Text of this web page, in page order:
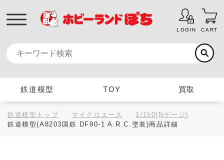
LOGIN CART
鉄道模型 TOY 買取
鉄道模型トップ マイクロエース
1/150(Nゲージ)
鉄道模型(A8203国鉄 DF90-1 A.R.C.塗装)商品詳細